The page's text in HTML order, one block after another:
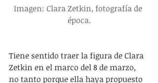
Imagen: Clara Zetkin, fotografía de
época.
Tiene sentido traer la figura de Clara
Zetkin en el marco del 8 de marzo,
no tanto porque ella haya propuesto